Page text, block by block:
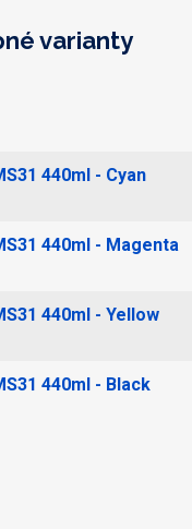
varianty
440ml - Cyan
440ml - Magenta
440ml - Yellow
440ml - Black